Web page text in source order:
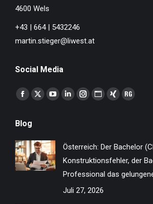
4600 Wels
+43 | 664 | 5432246
martin.stieger@liwest.at
Social Media
Finden Sie uns auf:
Facebook
opens
in
new
window
X
in
new
window
YouTube
in
new
window
Linkedin
new
window
Instagram
new
window
Website
new
window
XING
new
window
new
window
Blog
Österreich: Der Bachelor
Konstruktionsfehler, der
Professional das
Juli 27, 2026